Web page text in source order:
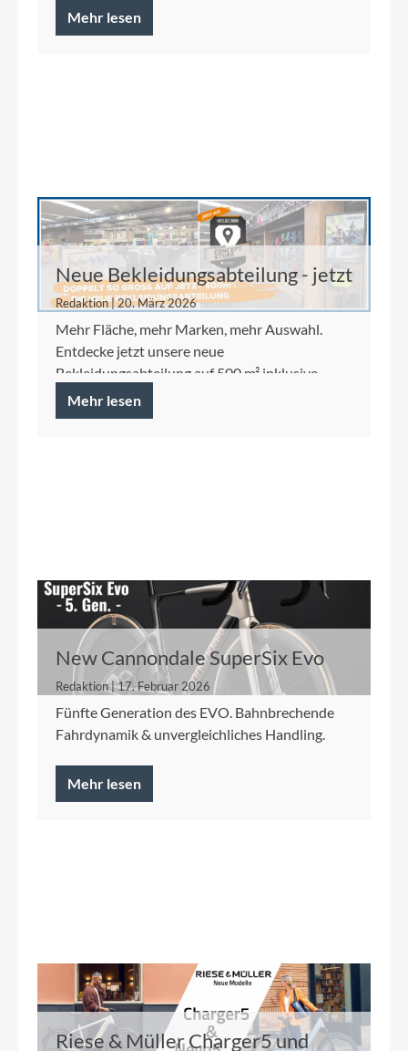
Mehr lesen
Neue Bekleidungsabteilung - jetzt
auf 500 m²
Redaktion | 20. März 2026
Mehr Fläche, mehr Marken, mehr Auswahl.
Entdecke jetzt unsere neue
Bekleidungsabteilung auf 500 m² inklusive
Ortlieb Concept Store.
Mehr lesen
New Cannondale SuperSix Evo
Redaktion | 17. Februar 2026
Fünfte Generation des EVO. Bahnbrechende
Fahrdynamik & unvergleichliches Handling.
Mehr lesen
Riese & Müller Charger5 und